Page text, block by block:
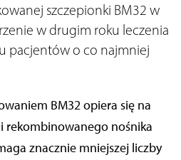
szczepionki BM32 w
w drugim roku leczenia
pacjentów o co najmniej
BM32 opiera się na
rekombinowanego nośnika
znacznie mniejszej liczby